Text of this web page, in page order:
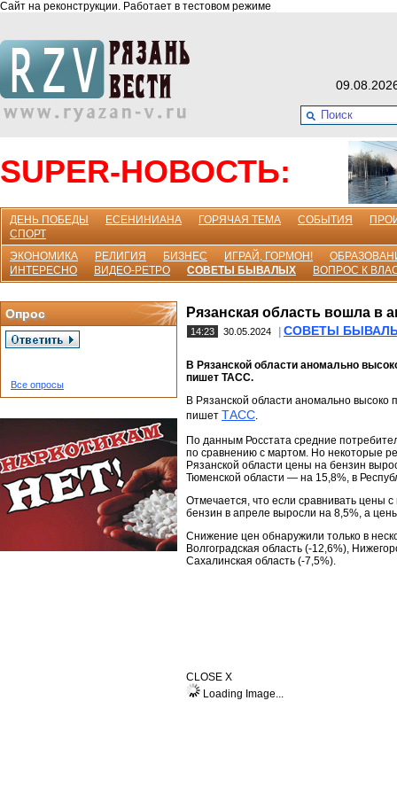
Сайт на реконструкции. Работает в тестовом режиме
SUPER-НОВОСТЬ:
ДЕНЬ ПОБЕДЫ ЕСЕНИНИАНА ГОРЯЧАЯ ТЕМА СОБЫТИЯ
СПОРТ
ЭКОНОМИКА
РЕЛИГИЯ БИЗНЕС ИГРАЙ, ГОРМОН!
ИНТЕРЕСНО
ВИДЕО-РЕТРО СОВЕТЫ БЫВАЛЫХ ВОПРОС К
Опрос
Все опросы
Рязанская область вошла в
14:23 30.05.2024 СОВЕТЫ
В Рязанской области аномально
пишет ТАСС.
В Рязанской области аномально высоко
пишет ТАСС.
По данным Росстата средние
по сравнению с мартом. Но некоторые
Рязанской области цены на бензин
Тюменской области — на 15,8%, в
Отмечается, что если сравнивать цены
бензин в апреле выросли на 8,5%, а
Снижение цен обнаружили только в
Волгоградская область (-12,6%),
Сахалинская область (-7,5%).
CLOSE X
Loading Image...